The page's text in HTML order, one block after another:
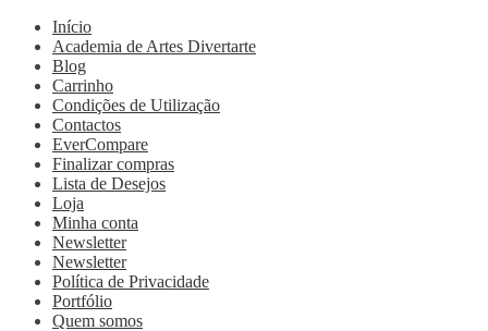
Início
Academia de Artes Divertarte
Blog
Carrinho
Condições de Utilização
Contactos
EverCompare
Finalizar compras
Lista de Desejos
Loja
Minha conta
Newsletter
Newsletter
Política de Privacidade
Portfólio
Quem somos